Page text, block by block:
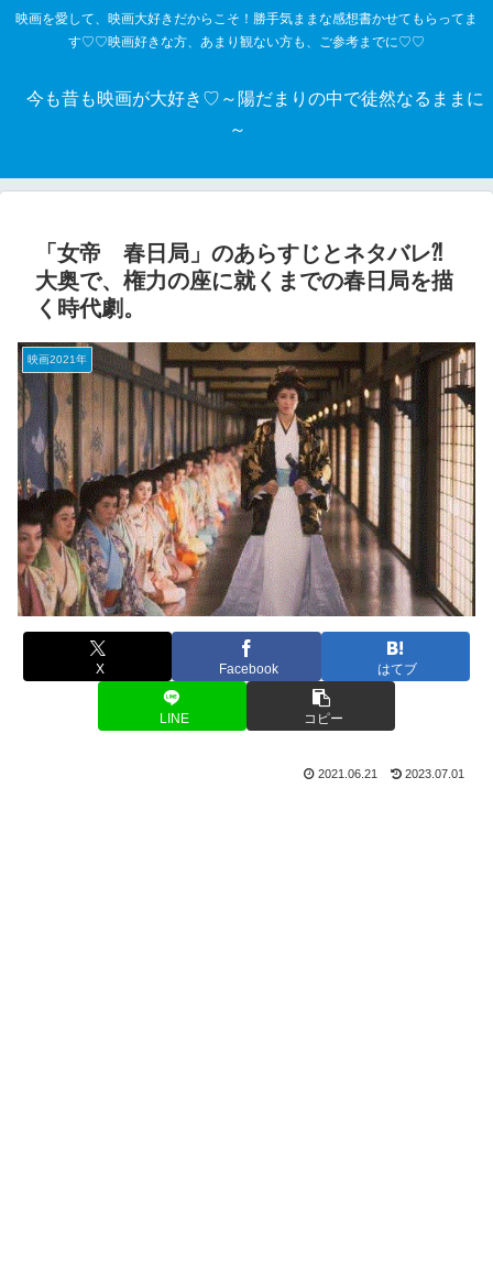
映画を愛して、映画大好きだからこそ！勝手気ままな感想書かせてもらってま
す♡♡映画好きな方、あまり観ない方も、ご参考までに♡♡
今も昔も映画が大好き♡～陽だまりの中で徒然なるままに
～
「女帝 春日局」のあらすじとネタバレ⁈
大奥で、権力の座に就くまでの春日局を描
く時代劇。
映画2021年
X Facebook はてブ
LINE コピー
2021.06.21 2023.07.01